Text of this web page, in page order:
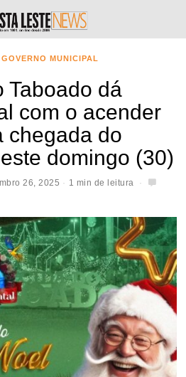
GOVERNO MUNICIPAL
Taboado dá
com o acender
chegada do
domingo (30)
26, 2025 1 min de leitura